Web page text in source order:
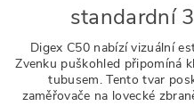
standardní
Digex C50 nabízí vizuální
Zvenku puškohled připomíná
tubusem. Tento tvar
zaměřovače na lovecké